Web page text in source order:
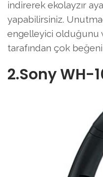
indirerek ekolayzır
yapabilirsiniz.
engelleyici olduğunu
tarafından çok
2.Sony WH-